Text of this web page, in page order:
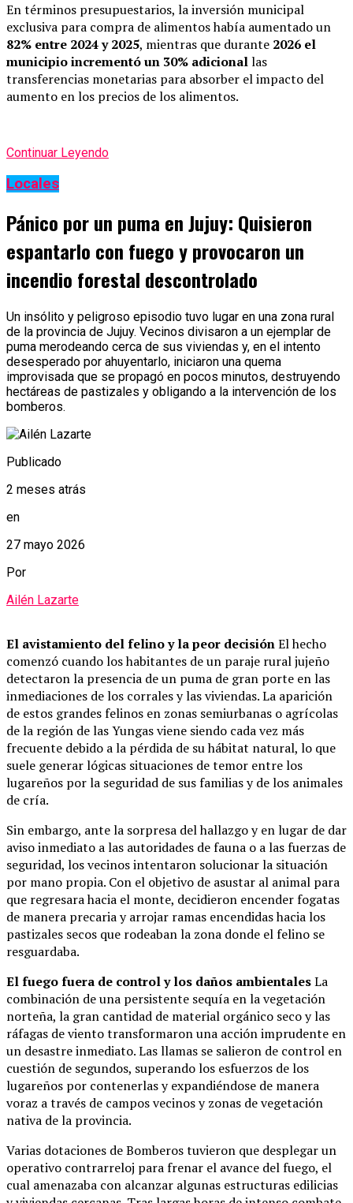
En términos presupuestarios, la inversión municipal
exclusiva para compra de alimentos había aumentado un
82% entre 2024 y 2025, mientras que durante 2026 el
municipio incrementó un 30% adicionallas
transferencias monetarias para absorber el impacto del
aumento en los precios de los alimentos.
Continuar Leyendo
Locales
Pánico por un puma en Jujuy: Quisieron
espantarlo con fuego y provocaron un
incendio forestal descontrolado
Un insólito y peligroso episodio tuvo lugar en una zona rural
de la provincia de Jujuy. Vecinos divisaron a un ejemplar de
puma merodeando cerca de sus viviendas y, en el intento
desesperado por ahuyentarlo, iniciaron una quema
improvisada que se propagó en pocos minutos, destruyendo
hectáreas de pastizales y obligando a la intervención de los
bomberos.
Publicado
2 meses atrás
en
27 mayo 2026
Por
Ailén Lazarte
El avistamiento del felino y la peor decisiónEl hecho
comenzó cuando los habitantes de un paraje rural jujeño
detectaron la presencia de un puma de gran porte en las
inmediaciones de los corrales y las viviendas. La aparición
de estos grandes felinos en zonas semiurbanas o agrícolas
de la región de las Yungas viene siendo cada vez más
frecuente debido a la pérdida de su hábitat natural, lo que
suele generar lógicas situaciones de temor entre los
lugareños por la seguridad de sus familias y de los animales
de cría.
Sin embargo, ante la sorpresa del hallazgo y en lugar de dar
aviso inmediato a las autoridades de fauna o a las fuerzas de
seguridad, los vecinos intentaron solucionar la situación
por mano propia. Con el objetivo de asustar al animal para
que regresara hacia el monte, decidieron encender fogatas
de manera precaria y arrojar ramas encendidas hacia los
pastizales secos que rodeaban la zona donde el felino se
resguardaba.
El fuego fuera de control y los daños ambientalesLa
combinación de una persistente sequía en la vegetación
norteña, la gran cantidad de material orgánico seco y las
ráfagas de viento transformaron una acción imprudente en
un desastre inmediato. Las llamas se salieron de control en
cuestión de segundos, superando los esfuerzos de los
lugareños por contenerlas y expandiéndose de manera
voraz a través de campos vecinos y zonas de vegetación
nativa de la provincia.
Varias dotaciones de Bomberos tuvieron que desplegar un
operativo contrarreloj para frenar el avance del fuego, el
cual amenazaba con alcanzar algunas estructuras edilicias